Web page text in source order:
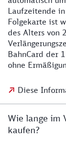
Laufzeitende
Folgekarte ist
des Alters von
BahnCard der
ohne
Diese
Wie lange im
kaufen?